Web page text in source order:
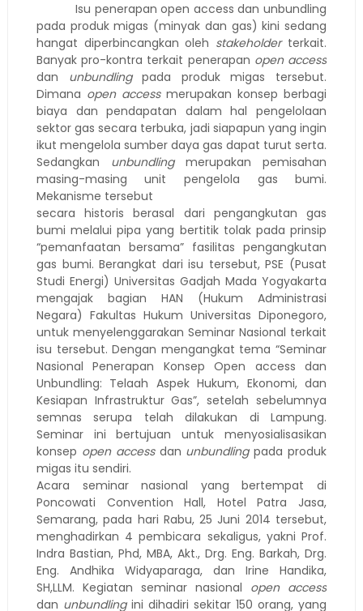
Isu penerapan open access dan unbundling
pada produk migas (minyak dan gas) kini sedang
hangat diperbincangkan oleh stakeholderterkait.
Banyak pro-kontra terkait penerapan open access
dan unbundlingpada produk migas tersebut.
Dimana open accessmerupakan konsep berbagi
biaya dan pendapatan dalam hal pengelolaan
sektor gas secara terbuka, jadi siapapun yang ingin
ikut mengelola sumber daya gas dapat turut serta.
Sedangkan unbundlingmerupakan pemisahan
masing-masing unit pengelola gas bumi.
Mekanisme tersebut
secara historis berasal dari pengangkutan gas
bumi melalui pipa yang bertitik tolak pada prinsip
“pemanfaatan bersama” fasilitas pengangkutan
gas bumi. Berangkat dari isu tersebut, PSE (Pusat
Studi Energi) Universitas Gadjah Mada Yogyakarta
mengajak bagian HAN (Hukum Administrasi
Negara) Fakultas Hukum Universitas Diponegoro,
untuk menyelenggarakan Seminar Nasional terkait
isu tersebut. Dengan mengangkat tema “Seminar
Nasional Penerapan Konsep Open access dan
Unbundling: Telaah Aspek Hukum, Ekonomi, dan
Kesiapan Infrastruktur Gas”, setelah sebelumnya
semnas serupa telah dilakukan di Lampung.
Seminar ini bertujuan untuk menyosialisasikan
konsep open accessdan unbundlingpada produk
migas itu sendiri.
Acara seminar nasional yang bertempat di
Poncowati Convention Hall, Hotel Patra Jasa,
Semarang, pada hari Rabu, 25 Juni 2014 tersebut,
menghadirkan 4 pembicara sekaligus, yakni Prof.
Indra Bastian, Phd, MBA, Akt., Drg. Eng. Barkah, Drg.
Eng. Andhika Widyaparaga, dan Irine Handika,
SH,LLM. Kegiatan seminar nasional open access
dan unbundlingini dihadiri sekitar 150 orang, yang